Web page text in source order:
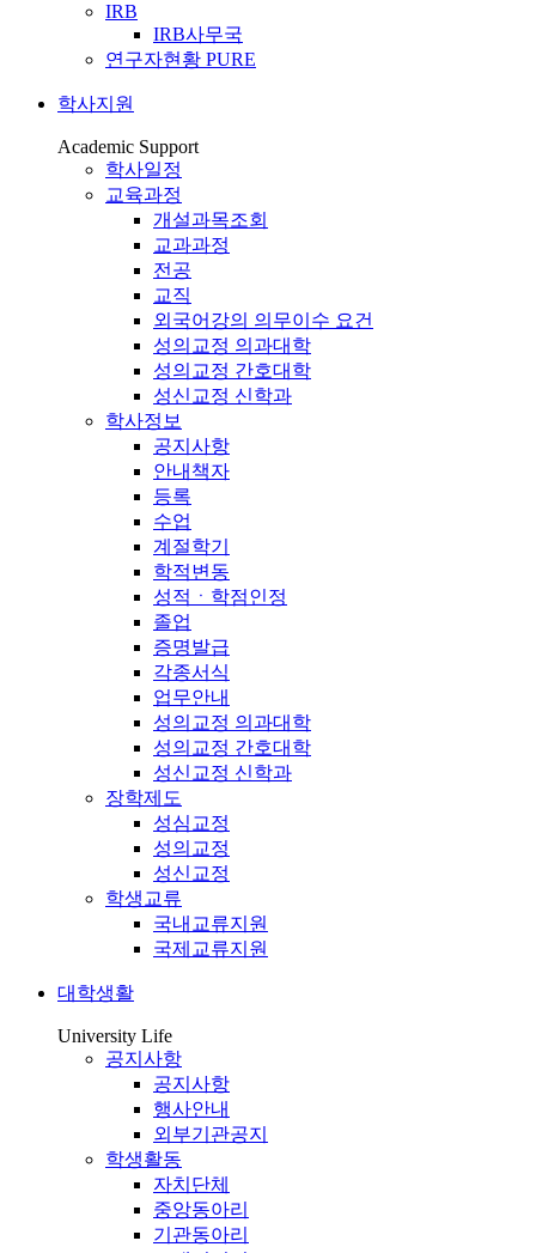
IRB
IRB사무국
연구자현황 PURE
학사지원
Academic Support
학사일정
교육과정
개설과목조회
교과과정
전공
교직
외국어강의 의무이수 요건
성의교정 의과대학
성의교정 간호대학
성신교정 신학과
학사정보
공지사항
안내책자
등록
수업
계절학기
학적변동
성적ㆍ학점인정
졸업
증명발급
각종서식
업무안내
성의교정 의과대학
성의교정 간호대학
성신교정 신학과
장학제도
성심교정
성의교정
성신교정
학생교류
국내교류지원
국제교류지원
대학생활
University Life
공지사항
공지사항
행사안내
외부기관공지
학생활동
자치단체
중앙동아리
기관동아리